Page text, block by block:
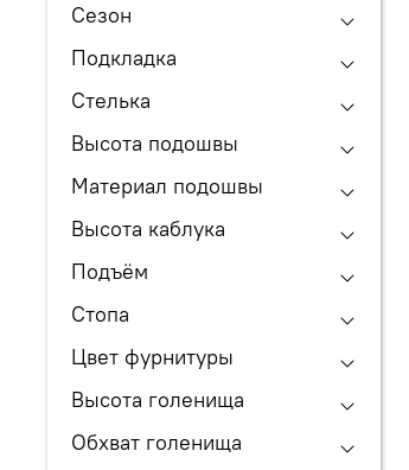
Сезон
Подкладка
Стелька
Высота подошвы
Материал подошвы
Высота каблука
Подъём
Стопа
Цвет фурнитуры
Высота голенища
Обхват голенища